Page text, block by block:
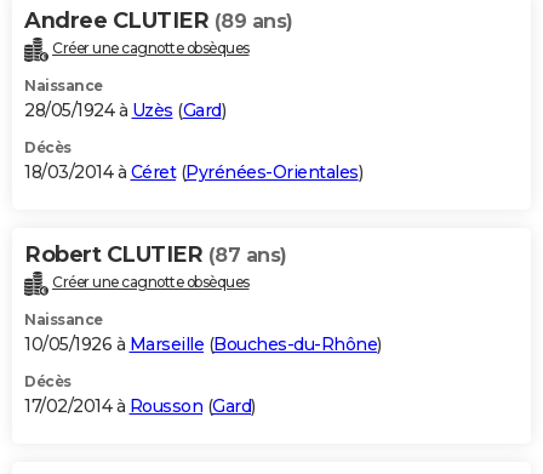
Andree CLUTIER (89 ans)
Créer une cagnotte obsèques
Naissance
28/05/1924 à Uzès (Gard)
Décès
18/03/2014 à Céret(Pyrénées-Orientales)
Robert CLUTIER (87 ans)
Créer une cagnotte obsèques
Naissance
10/05/1926 à Marseille (Bouches-du-Rhône)
Décès
17/02/2014 à Rousson (Gard)